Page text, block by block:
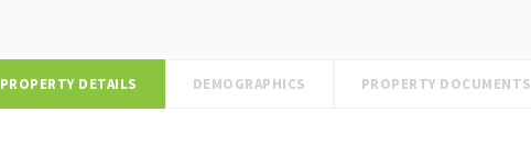
PROPERTY DETAILS DEMOGRAPHICS PROPERTY DOCUMENTS